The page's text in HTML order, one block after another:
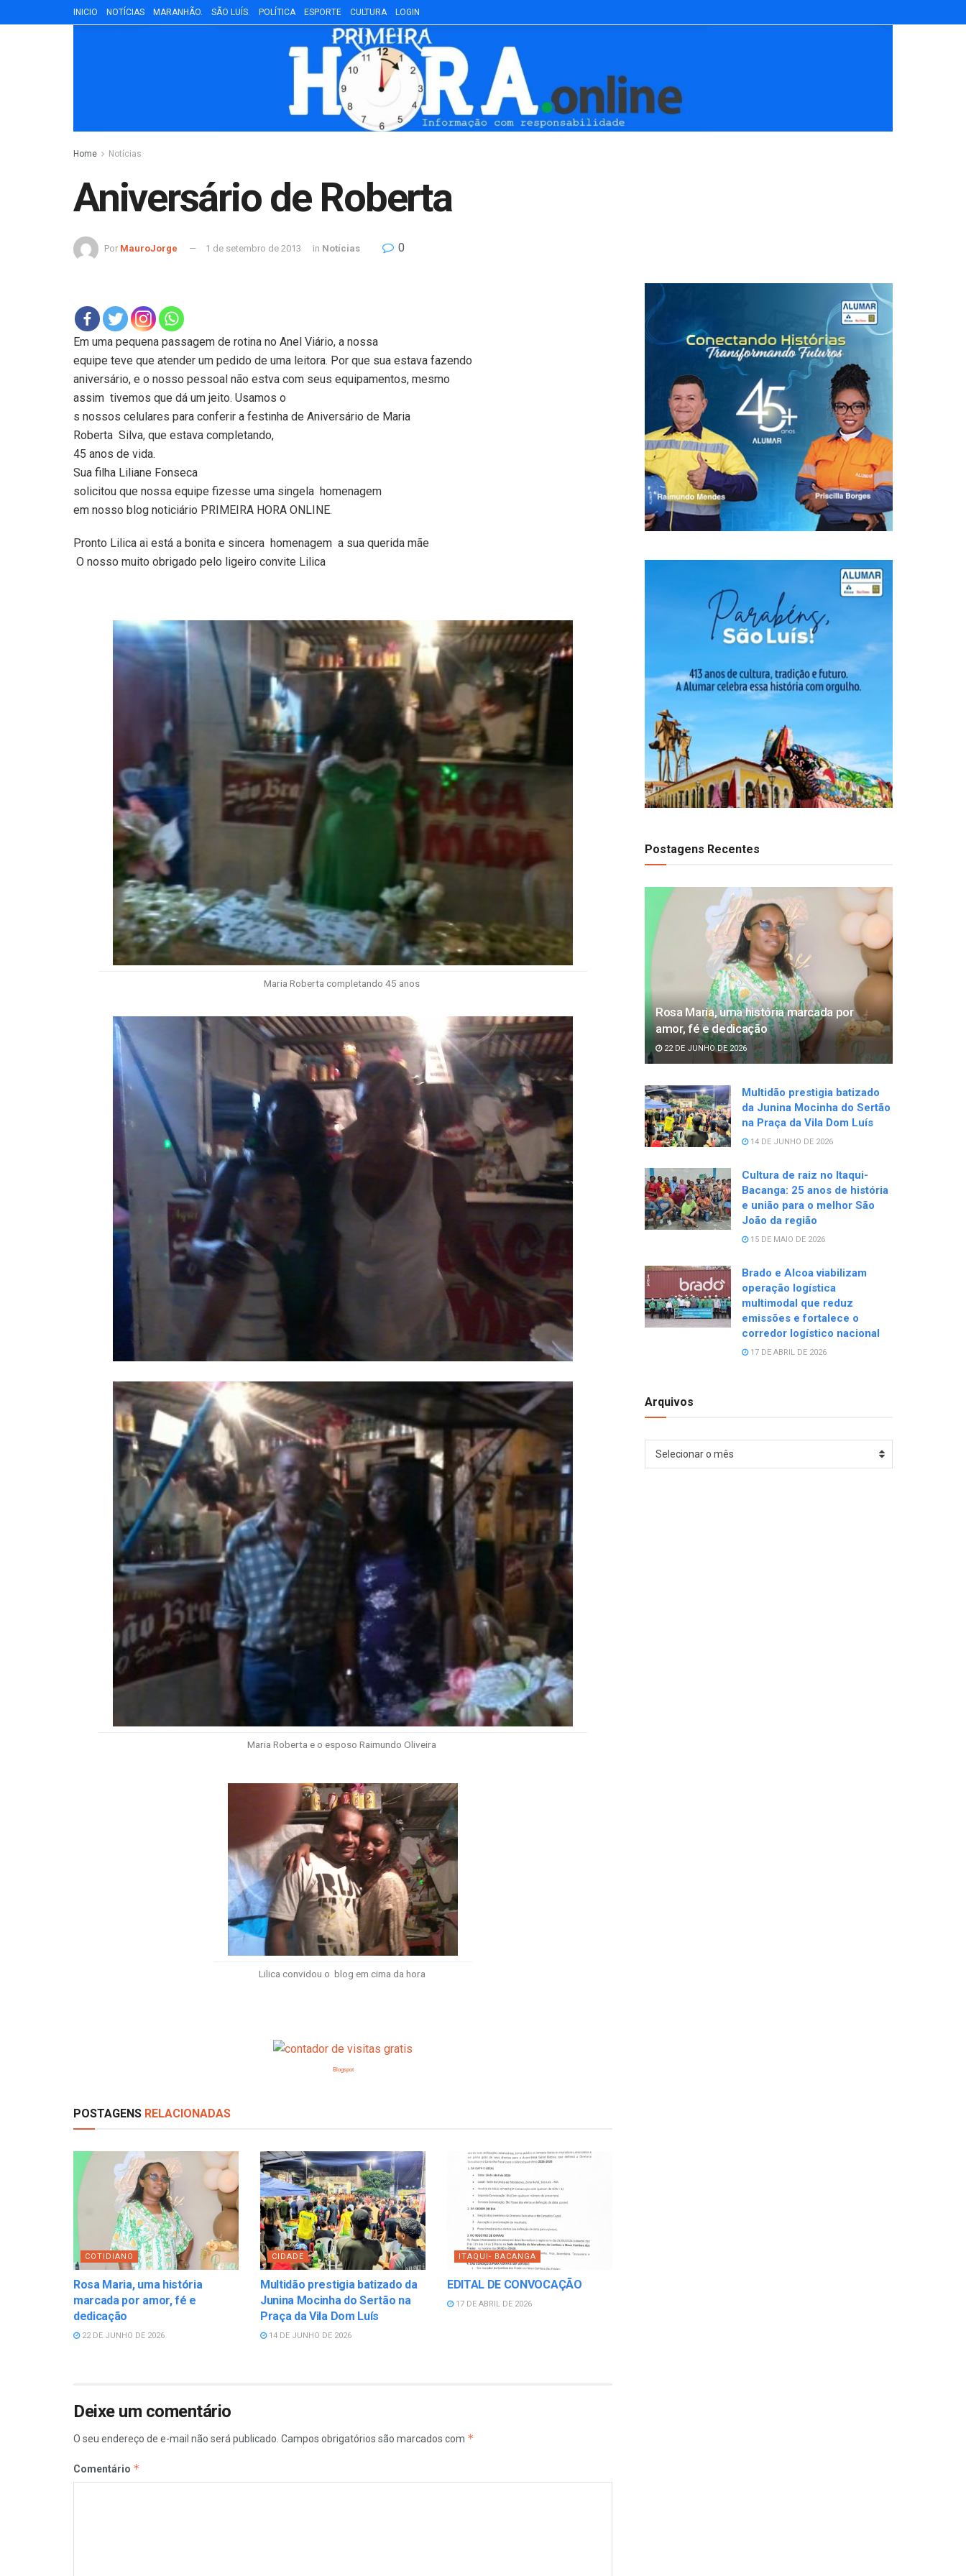
INICIO NOTÍCIAS MARANHÃO. SÃO LUÍS. POLÍTICA ESPORTE CULTURA LOGIN
Home Notícias
Aniversário de Roberta
Por MauroJorge 1 de setembro de 2013 in Notícias 0
Em uma pequena passagem de rotina no Anel Viário, a nossa
equipe teve que atender um pedido de uma leitora. Por que sua estava fazendo
aniversário, e o nosso pessoal não estva com seus equipamentos, mesmo
assim tivemos que dá um jeito. Usamos o
s nossos celulares para conferir a festinha de Aniversário de Maria
Roberta Silva, que estava completando,
45 anos de vida.
Sua filha Liliane Fonseca
solicitou que nossa equipe fizesse uma singela homenagem
em nosso blog noticiário PRIMEIRA HORA ONLINE.
Pronto Lilica ai está a bonita e sincera homenagem a sua querida mãe
O nosso muito obrigado pelo ligeiro convite Lilica
Maria Roberta completando 45 anos
Maria Roberta e o esposo Raimundo Oliveira
Lilica convidou o blog em cima da hora
Blogspot
POSTAGENS RELACIONADAS
COTIDIANO
Rosa Maria, uma história
marcada por amor, fé e
dedicação
22 DE JUNHO DE 2026
CIDADE
Multidão prestigia batizado da
Junina Mocinha do Sertão na
Praça da Vila Dom Luís
14 DE JUNHO DE 2026
ITAQUI- BACANGA
EDITAL DE CONVOCAÇÃO
17 DE ABRIL DE 2026
Deixe um comentário
O seu endereço de e-mail não será publicado. Campos obrigatórios são marcados com *
Comentário *
Postagens Recentes
Rosa Maria, uma história marcada por
amor, fé e dedicação
22 DE JUNHO DE 2026
Multidão prestigia batizado
da Junina Mocinha do Sertão
na Praça da Vila Dom Luís
14 DE JUNHO DE 2026
Cultura de raiz no Itaqui-
Bacanga: 25 anos de história
e união para o melhor São
João da região
15 DE MAIO DE 2026
Brado e Alcoa viabilizam
operação logística
multimodal que reduz
emissões e fortalece o
corredor logístico nacional
17 DE ABRIL DE 2026
Arquivos
Arquivos
Selecionar o mês